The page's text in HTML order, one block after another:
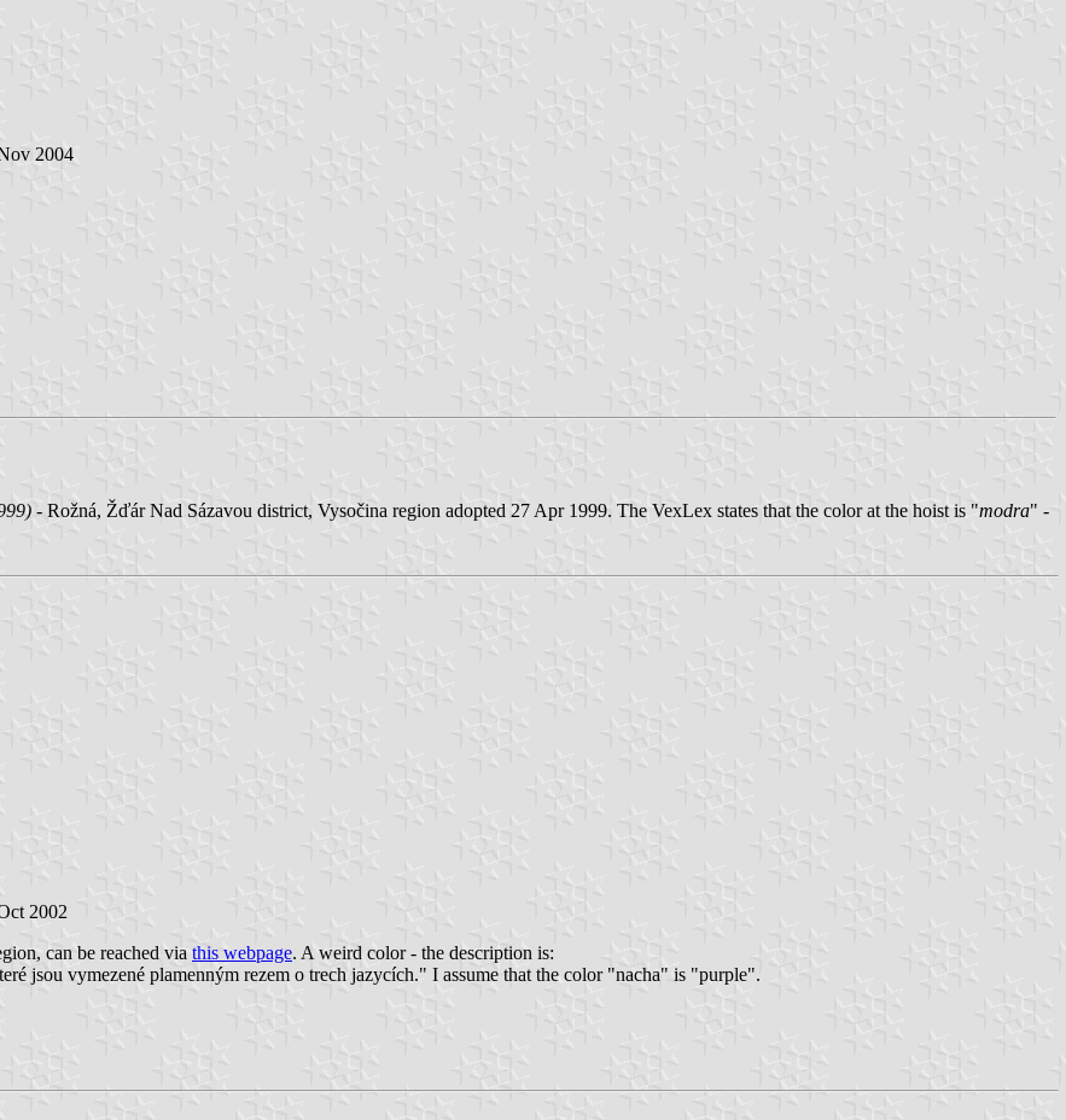
2004
- Rožná, Žďár Nad Sázavou district, Vysočina region adopted 27 Apr 1999. The VexLex states that the color at the hoist is "modra" -
2002
can be reached via this webpage. A weird color - the description is:
jsou vymezené plamenným rezem o trech jazycích." I assume that the color "nacha" is "purple".